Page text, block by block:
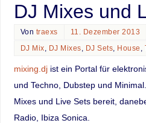
DJ Mixes und
Von traexs
11. Dezember 2013
DJ Mix, DJ Mixes, DJ Sets, House ,
mixing.djist ein Portal für
und Techno, Dubstep und
Mixes und Live Sets bereit,
Radio, Ibiza Sonica.